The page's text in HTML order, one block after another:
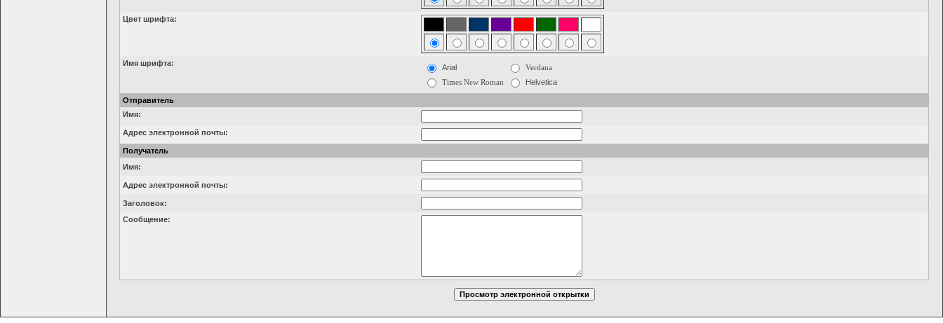
Цвет шрифта:
Имя шрифта: Arial
Verdana
Times New Roman
Helvetica
Отправитель
Имя:
Адрес электронной почты:
Получатель
Имя:
Адрес электронной почты:
Заголовок:
Сообщение: